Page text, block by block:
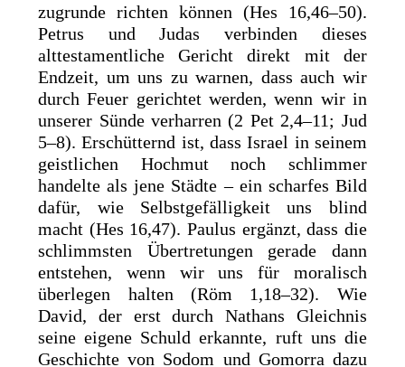
zugrunde richten können (Hes 16,46–50).
Petrus und Judas verbinden dieses
alttestamentliche Gericht direkt mit der
Endzeit, um uns zu warnen, dass auch wir
durch Feuer gerichtet werden, wenn wir in
unserer Sünde verharren (2 Pet 2,4–11; Jud
5–8). Erschütternd ist, dass Israel in seinem
geistlichen Hochmut noch schlimmer
handelte als jene Städte – ein scharfes Bild
dafür, wie Selbstgefälligkeit uns blind
macht (Hes 16,47). Paulus ergänzt, dass die
schlimmsten Übertretungen gerade dann
entstehen, wenn wir uns für moralisch
überlegen halten (Röm 1,18–32). Wie
David, der erst durch Nathans Gleichnis
seine eigene Schuld erkannte, ruft uns die
Geschichte von Sodom und Gomorra dazu